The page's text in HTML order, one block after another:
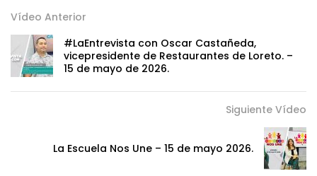
Vídeo Anterior
#LaEntrevista con Oscar Castañeda,
vicepresidente de Restaurantes de Loreto. –
15 de mayo de 2026.
Siguiente Vídeo
La Escuela Nos Une – 15 de mayo 2026.